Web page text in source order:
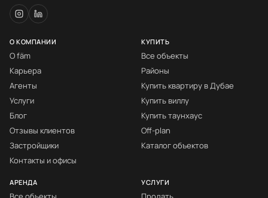
О КОМПАНИИ
О fäm
Карьера
Агенты
Услуги
Блог
Отзывы клиентов
Застройщики
Контакты и офисы
КУПИТЬ
Все объекты
Районы
Купить квартиру в Дубае
Купить виллу
Купить таунхаус
Off-plan
Каталог объектов
АРЕНДА УСЛУГИ